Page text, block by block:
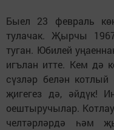
Быел 23 февраль
тулачак. Җырчы
туган. Юбилей
игълан итте. Кем дә
сүзләр белән
җигегез дә, әйдүк!
оештыручылар.
челтәрләрдә һәм